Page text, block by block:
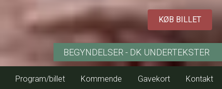
BEGYNDELSER - DK UNDERTEKSTER
KØB BILLET
Program/billet Kommende Gavekort Kontakt